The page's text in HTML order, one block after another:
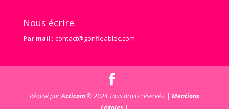
Nous écrire
Par mail : contact@gonfleabloc.com
Réalisé parActicom© 2024 Tous droits réservés. | Mentions